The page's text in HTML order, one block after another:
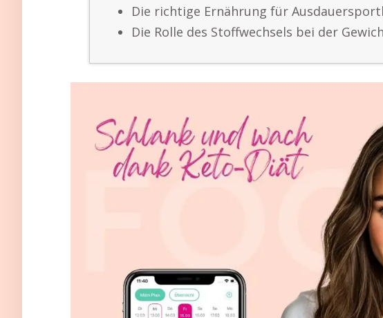
Die richtige Ernährung für
Die Rolle des Stoffwechsels bei der